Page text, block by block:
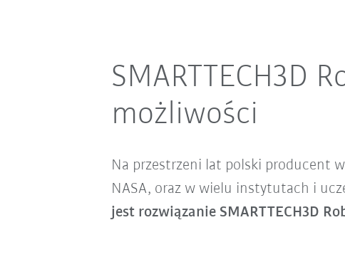
SMARTTECH3D
możliwości
Na przestrzeni lat polski producent
NASA, oraz w wielu instytutach i
jest rozwiązanie SMARTTECH3D